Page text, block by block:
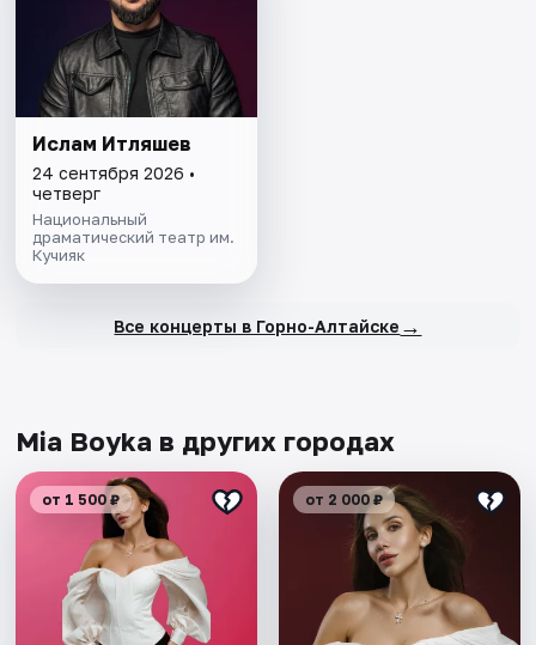
Ислам Итляшев
24 сентября 2026 •
четверг
Национальный
драматический театр им.
Кучияк
Все концерты в Горно-Алтайске →
Mia Boyka в других городах
от 1 500 ₽ от 2 000 ₽